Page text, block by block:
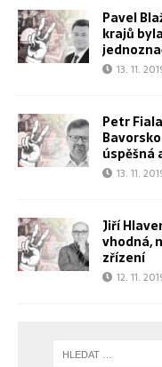
Pavel
krajů
13. 11.
Petr
úspěšná
13. 11.
Jiří
vhodná,
zřízení
12. 11.